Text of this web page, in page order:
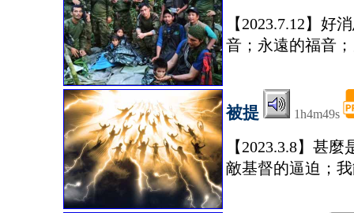
【2023.7.12】
音；永遠的福音
被提 1h4m49s
【2023.3.8】甚
敵基督的逼迫；